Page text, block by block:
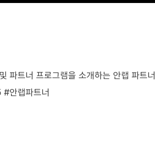
파트너 프로그램을 소개하는 안랩 파트
안랩파트너